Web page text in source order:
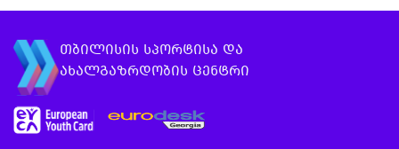
თბილისის სპორტისა და
ახალგაზრდობის ცენტრი